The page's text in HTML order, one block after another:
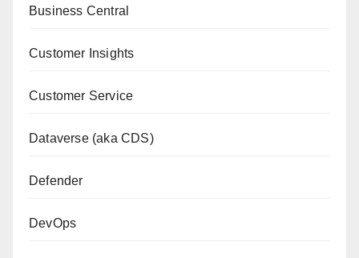
Business Central
Customer Insights
Customer Service
Dataverse (aka CDS)
Defender
DevOps